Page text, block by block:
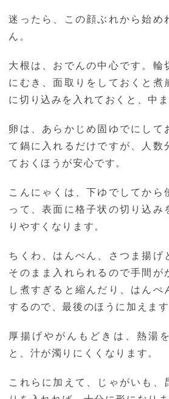
迷ったら、この顔ぶれから始め
ん。
大根は、おでんの中心です。輪
にむき、面取りをしておくと煮
に切り込みを入れておくと、中
卵は、あらかじめ固ゆでにして
て鍋に入れるだけですが、人数
ておくほうが安心です。
こんにゃくは、下ゆでしてから
って、表面に格子状の切り込み
りやすくなります。
ちくわ、はんぺん、さつま揚げ
そのまま入れられるので手間が
し煮すぎると縮んだり、はんぺ
するので、最後のほうに加えます
厚揚げやがんもどきは、熱湯
と、汁が濁りにくくなります。
これらに加えて、じゃがいも、